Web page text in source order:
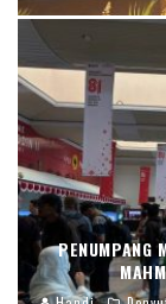
PENUMPANG